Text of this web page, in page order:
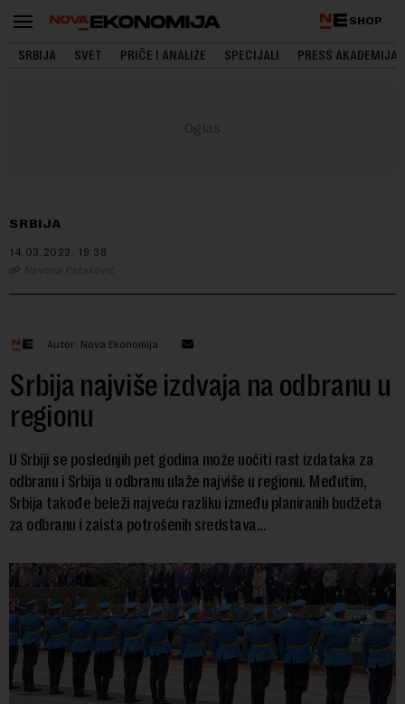
SHOP
SRBIJA SVET PRIČE I ANALIZE SPECIJALI PRESS AKADEMIJA
SRBIJA
14.03.2022. 19:38
Nevena Petaković
Autor: Nova Ekonomija
Srbija najviše izdvaja na odbranu u
regionu
U Srbiji se poslednjih pet godina može uočiti rast izdataka za
odbranu i Srbija u odbranu ulaže najviše u regionu. Međutim,
Srbija takođe beleži najveću razliku između planiranih budžeta
za odbranu i zaista potrošenih sredstava...